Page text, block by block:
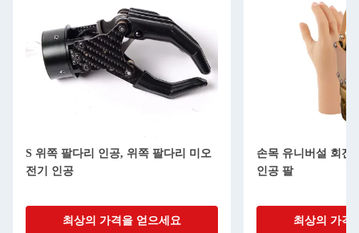
S 위쪽 팔다리 인공, 위쪽 팔다리 미오
전기 인공
최상의 가격을 얻으세요
손목 유니버설 회전
인공 팔
최상의 가격